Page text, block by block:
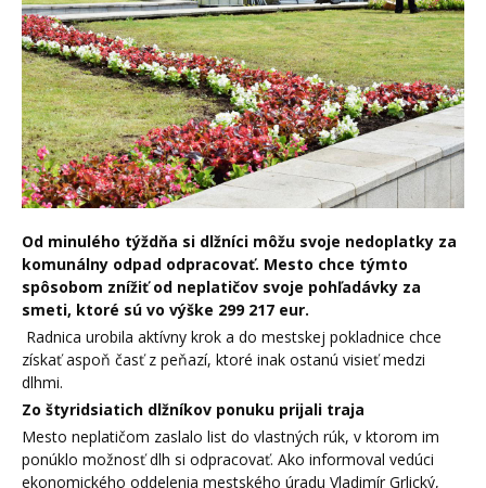
Od minulého týždňa si dlžníci môžu svoje nedoplatky za
komunálny odpad odpracovať. Mesto chce týmto
spôsobom znížiť od neplatičov svoje pohľadávky za
smeti, ktoré sú vo výške 299 217 eur.
Radnica urobila aktívny krok a do mestskej pokladnice chce
získať aspoň časť z peňazí, ktoré inak ostanú visieť medzi
dlhmi.
Zo štyridsiatich dlžníkov ponuku prijali traja
Mesto neplatičom zaslalo list do vlastných rúk, v ktorom im
ponúklo možnosť dlh si odpracovať. Ako informoval vedúci
ekonomického oddelenia mestského úradu Vladimír Grlický,